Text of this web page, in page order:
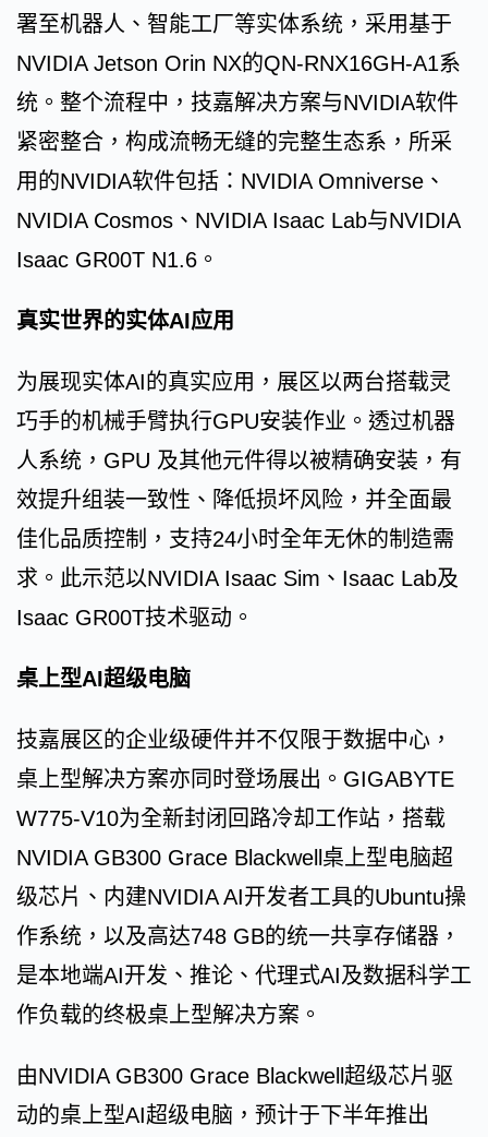
署至机器人、智能工厂等实体系统，采用基于
NVIDIA Jetson Orin NX的QN-RNX16GH-A1系
统。整个流程中，技嘉解决方案与NVIDIA软件
紧密整合，构成流畅无缝的完整生态系，所采
用的NVIDIA软件包括：NVIDIA Omniverse、
NVIDIA Cosmos、NVIDIA Isaac Lab与NVIDIA
Isaac GR00T N1.6。
真实世界的实体AI应用
为展现实体AI的真实应用，展区以两台搭载灵
巧手的机械手臂执行GPU安装作业。透过机器
人系统，GPU 及其他元件得以被精确安装，有
效提升组装一致性、降低损坏风险，并全面最
佳化品质控制，支持24小时全年无休的制造需
求。此示范以NVIDIA Isaac Sim、Isaac Lab及
Isaac GR00T技术驱动。
桌上型AI超级电脑
技嘉展区的企业级硬件并不仅限于数据中心，
桌上型解决方案亦同时登场展出。GIGABYTE
W775-V10为全新封闭回路冷却工作站，搭载
NVIDIA GB300 Grace Blackwell桌上型电脑超
级芯片、内建NVIDIA AI开发者工具的Ubuntu操
作系统，以及高达748 GB的统一共享存储器，
是本地端AI开发、推论、代理式AI及数据科学工
作负载的终极桌上型解决方案。
由NVIDIA GB300 Grace Blackwell超级芯片驱
动的桌上型AI超级电脑，预计于下半年推出